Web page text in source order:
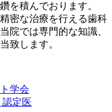
を積んでおります。
密な治療を行える歯科
院では専門的な知識、
致します。
学会
定医